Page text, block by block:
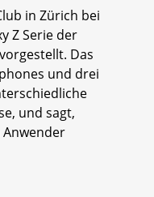
in Zürich bei
Z Serie der
Das
und drei
und sagt,